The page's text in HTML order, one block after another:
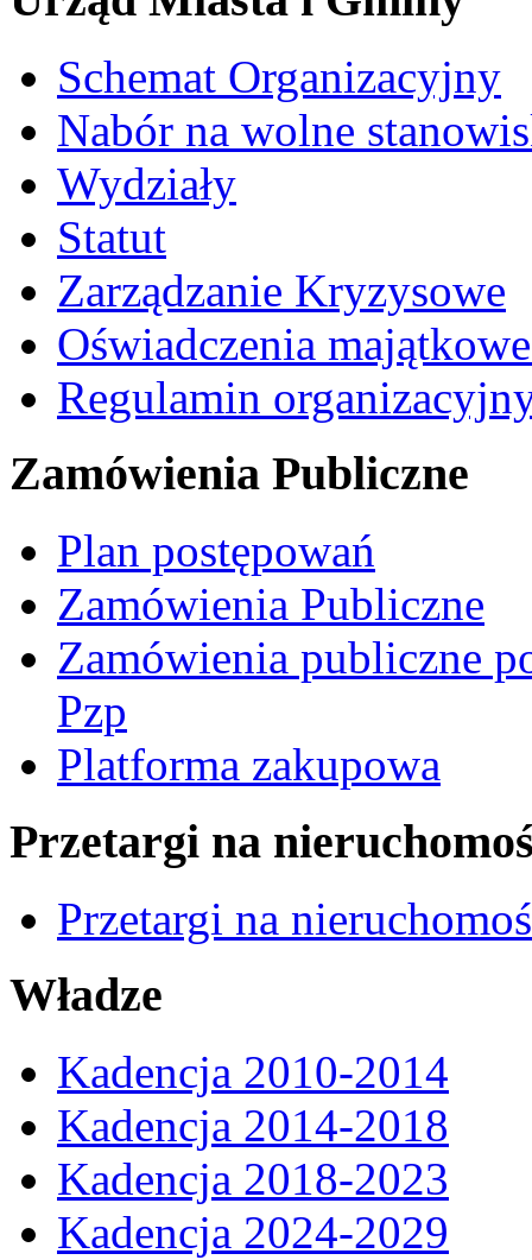
Schemat Organizacyjny
Nabór na wolne
Wydziały
Statut
Zarządzanie Kryzysowe
Oświadczenia
Regulamin
Zamówienia Publiczne
Plan postępowań
Zamówienia Publiczne
Zamówienia publiczne
Pzp
Platforma zakupowa
Przetargi na
Przetargi na
Władze
Kadencja 2010-2014
Kadencja 2014-2018
Kadencja 2018-2023
Kadencja 2024-2029